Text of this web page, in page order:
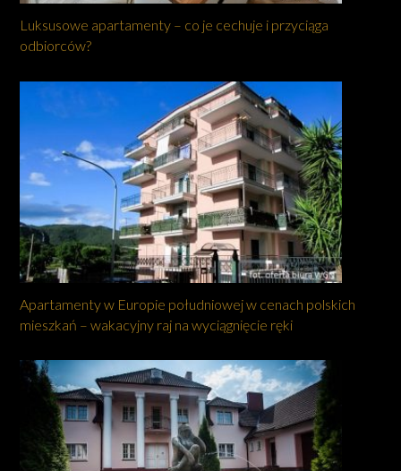
Luksusowe apartamenty – co je cechuje i przyciąga
odbiorców?
Apartamenty w Europie południowej w cenach polskich
mieszkań – wakacyjny raj na wyciągnięcie ręki